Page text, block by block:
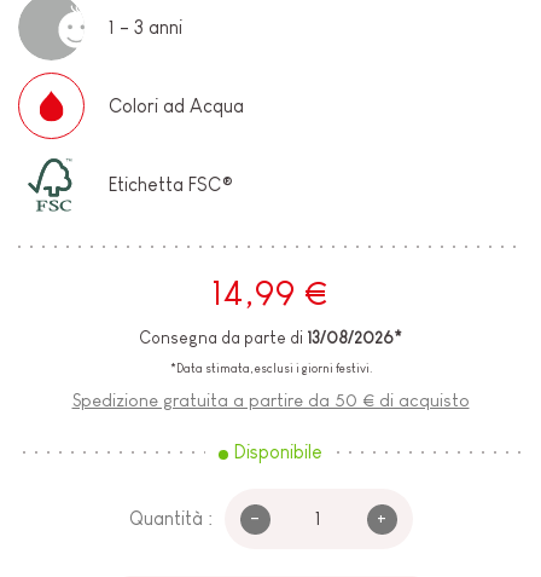
1 - 3 anni
Colori ad Acqua
Etichetta FSC®
14,99 €
Consegna da parte di 13/08/2026*
*Data stimata, esclusi i giorni festivi.
Spedizione gratuita a partire da 50 € di acquisto
Disponibile
Quantità : - +